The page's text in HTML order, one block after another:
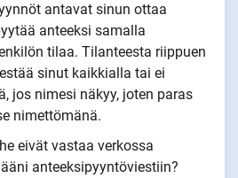
antavat sinun ottaa
anteeksi samalla
tilaa. Tilanteesta riippuen
sinut kaikkialla tai ei
jos nimesi näkyy, joten paras
nimettömänä.
eivät vastaa verkossa
anteeksipyyntöviestiin?